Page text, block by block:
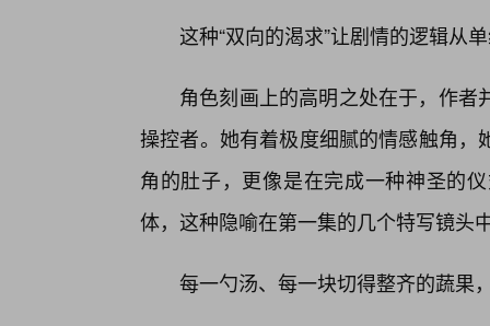
这种“双向的渴求”让剧情的逻辑从
角色刻画上的高明之处在于，作
操控者。她有着极度细腻的情感触角
角的肚子，更像是在完成一种神圣的
体，这种隐喻在第一集的几个特写镜头
每一勺汤、每一块切得整齐的蔬果